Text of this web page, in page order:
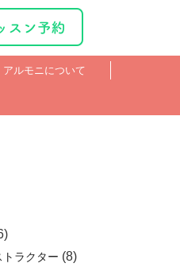
アルモニについて
トラクター (8)